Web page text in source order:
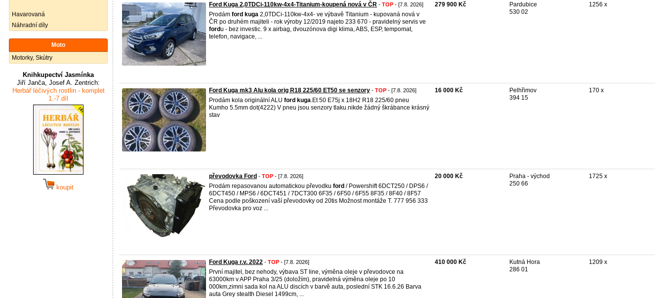
Havarovaná
Náhradní díly
Moto
Motorky, Skútry
Knihkupectví Jasmínka
Jiří Janča, Josef A. Zentrich:
Herbář léčivých rostlin - komplet
1.-7.díl
koupit
Ford Kuga 2,0TDCi-110kw-4x4-Titanium-koupená nová v ČR - TOP - [7.8. 2026]
Prodám ford kuga 2,0TDCi-110kw-4x4- ve výbavě Titanium - kupovaná nová v
ČR po druhém majiteli - rok výroby 12/2019 najeto 233 670 - pravidelný servis ve
fordu - bez investic. 9 x airbag, dvouzónova digi klima, ABS, ESP, tempomat,
telefon, navigace, ...
279 900 Kč
Pardubice
530 02
1256 x
Ford Kuga mk3 Alu kola orig R18 225/60 ET50 se senzory - TOP - [7.8. 2026]
Prodám kola originální ALU ford kuga.Et 50 E75j x 18H2 R18 225/60 pneu
Kumho 5.5mm dot(4222) V pneu jsou senzory tlaku.nikde žádný škrábance krásný
stav
16 000 Kč
Pelhřimov
394 15
170 x
převodovka Ford - TOP - [7.8. 2026]
Prodám repasovanou automatickou převodku ford / Powershift 6DCT250 / DPS6 /
6DCT450 / MPS6 / 6DCT451 / 7DCT300 6F35 / 6F50 / 6F55 8F35 / 8F40 / 8F57
Cena podle poškození vaší převodovky od 20tis Možnost montáže T. 777 956 333
Převodovka pro voz ...
20 000 Kč
Praha - východ
250 66
1725 x
Ford Kuga r.v. 2022 - TOP - [7.8. 2026]
První majitel, bez nehody, výbava ST line, výměna oleje v převodovce na
63000km v APP Praha 3/25 (doložím), pravidelná výměna oleje po 10
000km,zimni sada kol na ALU discích v barvě auta, poslední STK 16.6.26 Barva
auta Grey stealth Diesel 1499cm, ...
410 000 Kč
Kutná Hora
286 01
1209 x